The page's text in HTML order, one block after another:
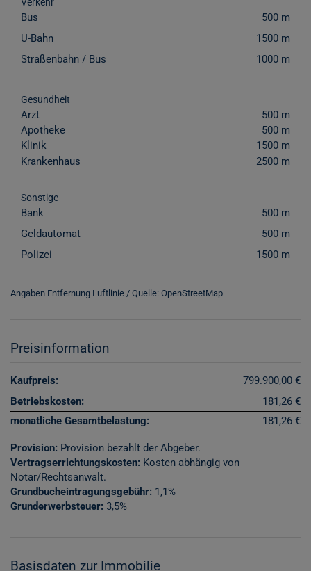
Bus
500 m
U-Bahn
1500 m
Straßenbahn / Bus
1000 m
Gesundheit
Arzt
500 m
Apotheke
500 m
Klinik
1500 m
Krankenhaus
2500 m
Sonstige
Bank
500 m
Geldautomat
500 m
Polizei
1500 m
Angaben Entfernung Luftlinie / Quelle: OpenStreetMap
Preisinformation
Kaufpreis:
799.900,00 €
Betriebskosten:
181,26 €
monatliche Gesamtbelastung:
181,26 €
Provision: Provision bezahlt der Abgeber.
Vertragserrichtungskosten: Kosten abhängig von
Notar/Rechtsanwalt.
Grundbucheintragungsgebühr: 1,1%
Grunderwerbsteuer: 3,5%
Basisdaten zur Immobilie